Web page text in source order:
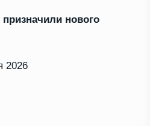
призначили нового
2026